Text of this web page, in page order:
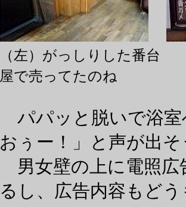
（左）がっしりした番
屋で売ってたのね
パパッと脱いで浴室
おぅー！」と声が出
男女壁の上に電照
るし、広告内容もど